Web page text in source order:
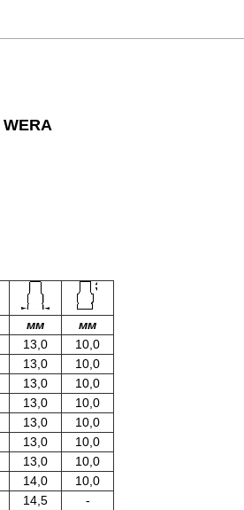
WERA
мм
мм
13,0
10,0
13,0
10,0
13,0
10,0
13,0
10,0
13,0
10,0
13,0
10,0
13,0
10,0
14,0
10,0
14,5
-